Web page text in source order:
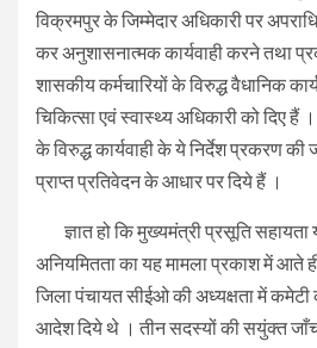
विक्रमपुर के जिम्मेदार अधिकारी पर
कर अनुशासनात्मक कार्यवाही करने तथा
शासकीय कर्मचारियों के विरुद्ध वैधानिक
चिकित्सा एवं स्वास्थ्य अधिकारी को दिए हैं
के विरुद्ध कार्यवाही के ये निर्देश प्रकरण
प्राप्त प्रतिवेदन के आधार पर दिये हैं ।
ज्ञात हो कि मुख्यमंत्री प्रसूति
अनियमितता का यह मामला प्रकाश में आते
जिला पंचायत सीईओ की अध्यक्षता में
आदेश दिये थे । तीन सदस्यों की सयुंक्त